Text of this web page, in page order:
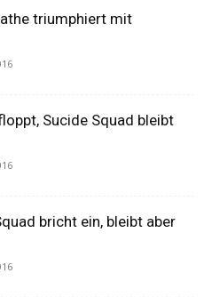
triumphiert mit
Sucide Squad bleibt
bricht ein, bleibt aber